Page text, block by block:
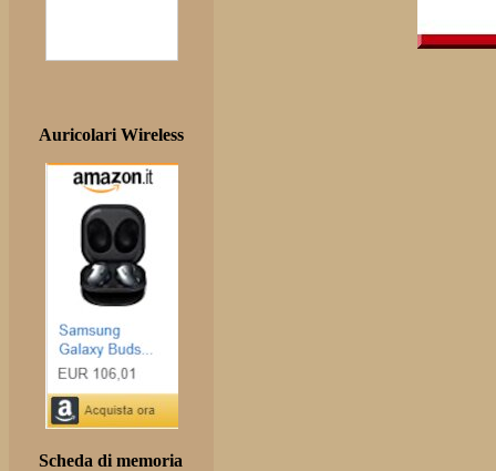
Auricolari Wireless
Scheda di memoria